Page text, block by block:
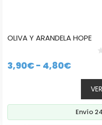
OLIVA Y ARANDELA HOPE
3,90€- 4,80€Rango
de
desde
3,90€
Envío